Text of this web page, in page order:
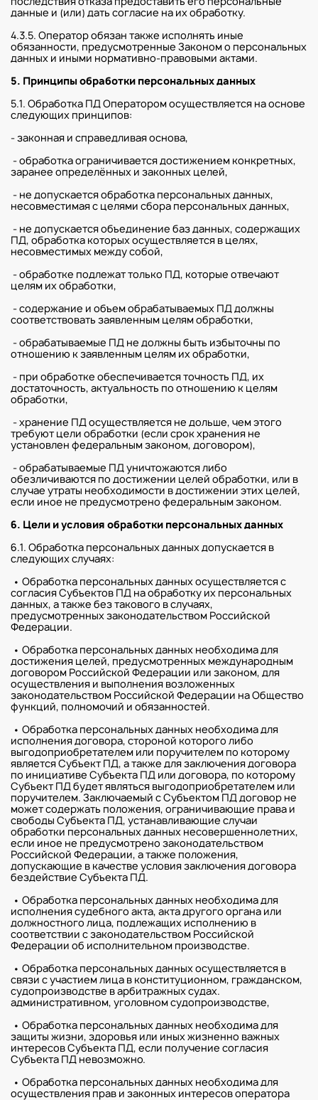
данные и (или) дать согласие на их обработку.
4.3.5. Оператор обязан также исполнять иные
обязанности, предусмотренные Законом о персональных
данных и иными нормативно-правовыми актами.
5. Принципы обработки персональных данных
5.1. Обработка ПД Оператором осуществляется на основе
следующих принципов:
- законная и справедливая основа,
- обработка ограничивается достижением конкретных,
заранее определённых и законных целей,
- не допускается обработка персональных данных,
несовместимая с целями сбора персональных данных,
- не допускается объединение баз данных, содержащих
ПД, обработка которых осуществляется в целях,
несовместимых между собой,
- обработке подлежат только ПД, которые отвечают
целям их обработки,
- содержание и объем обрабатываемых ПД должны
соответствовать заявленным целям обработки,
- обрабатываемые ПД не должны быть избыточны по
отношению к заявленным целям их обработки,
- при обработке обеспечивается точность ПД, их
достаточность, актуальность по отношению к целям
обработки,
- хранение ПД осуществляется не дольше, чем этого
требуют цели обработки (если срок хранения не
установлен федеральным законом, договором),
- обрабатываемые ПД уничтожаются либо
обезличиваются по достижении целей обработки, или в
случае утраты необходимости в достижении этих целей,
если иное не предусмотрено федеральным законом.
6. Цели и условия обработки персональных данных
6.1. Обработка персональных данных допускается в
следующих случаях:
• Обработка персональных данных осуществляется с
согласия Субъектов ПД на обработку их персональных
данных, а также без такового в случаях,
предусмотренных законодательством Российской
Федерации.
• Обработка персональных данных необходима для
достижения целей, предусмотренных международным
договором Российской Федерации или законом, для
осуществления и выполнения возложенных
законодательством Российской Федерации на Общество
функций, полномочий и обязанностей.
• Обработка персональных данных необходима для
исполнения договора, стороной которого либо
выгодоприобретателем или поручителем по которому
является Субъект ПД, а также для заключения договора
по инициативе Субъекта ПД или договора, по которому
Субъект ПД будет являться выгодоприобретателем или
поручителем. Заключаемый с Субъектом ПД договор не
может содержать положения, ограничивающие права и
свободы Субъекта ПД, устанавливающие случаи
обработки персональных данных несовершеннолетних,
если иное не предусмотрено законодательством
Российской Федерации, а также положения,
допускающие в качестве условия заключения договора
бездействие Субъекта ПД.
• Обработка персональных данных необходима для
исполнения судебного акта, акта другого органа или
должностного лица, подлежащих исполнению в
соответствии с законодательством Российской
Федерации об исполнительном производстве.
• Обработка персональных данных осуществляется в
связи с участием лица в конституционном, гражданском,
судопроизводстве в арбитражных судах.
административном, уголовном судопроизводстве,
• Обработка персональных данных необходима для
защиты жизни, здоровья или иных жизненно важных
интересов Субъекта ПД, если получение согласия
Субъекта ПД невозможно.
• Обработка персональных данных необходима для
осуществления прав и законных интересов оператора